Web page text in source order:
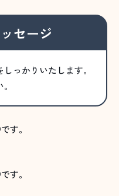
セージ
っかりいたします。
す。
す。